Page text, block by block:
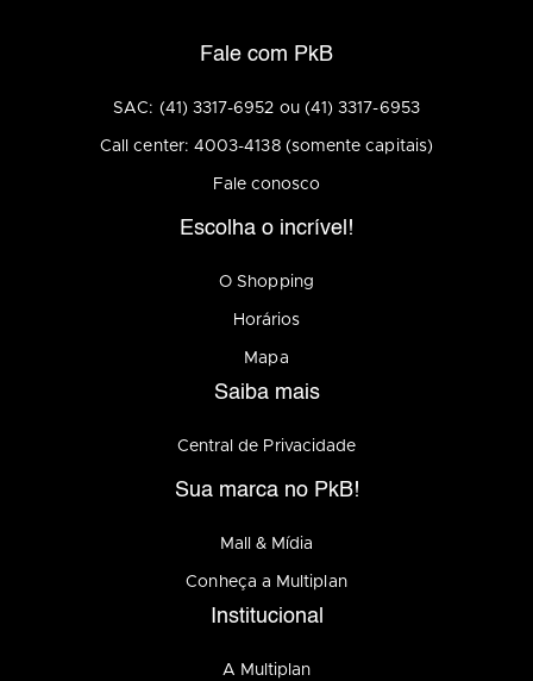
Fale com PkB
SAC: (41) 3317-6952 ou (41) 3317-6953
Call center: 4003-4138 (somente capitais)
Fale conosco
Escolha o incrível!
O Shopping
Horários
Mapa
Saiba mais
Central de Privacidade
Sua marca no PkB!
Mall & Mídia
Conheça a Multiplan
Institucional
A Multiplan